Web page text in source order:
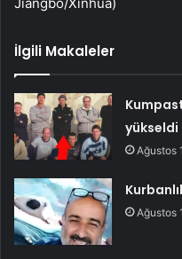
Jiangbo/Xinhua)
İlgili Makaleler
yükseldi
Ağustos
Ağustos